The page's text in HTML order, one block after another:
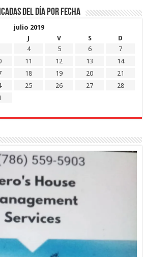
del día por fecha
julio 2019
J V S
D
4 5 6
7
11 12 13
14
18 19 20
21
25 26 27
28